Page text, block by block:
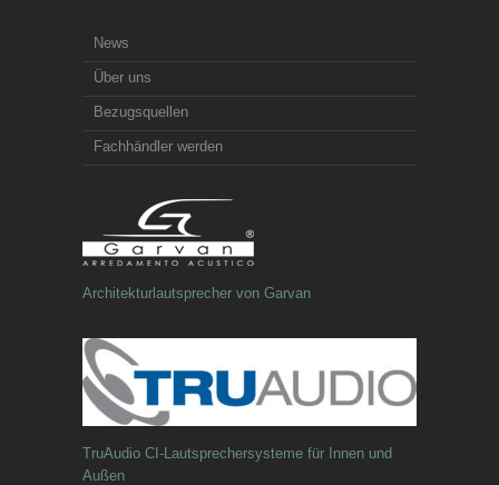
News
Über uns
Bezugsquellen
Fachhändler werden
Architekturlautsprecher von Garvan
TruAudio CI-Lautsprechersysteme für Innen und
Außen